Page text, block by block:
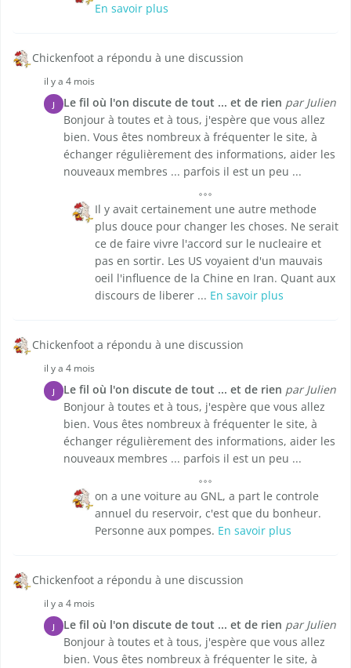
En savoir plus
Chickenfoot a répondu à une discussion
il y a 4 mois
J Le fil où l'on discute de tout ... et de rien par Julien
Bonjour à toutes et à tous, j'espère que vous allez
bien. Vous êtes nombreux à fréquenter le site, à
échanger régulièrement des informations, aider les
nouveaux membres ... parfois il est un peu ...
Il y avait certainement une autre methode
plus douce pour changer les choses. Ne serait
ce de faire vivre l'accord sur le nucleaire et
pas en sortir. Les US voyaient d'un mauvais
oeil l'influence de la Chine en Iran. Quant aux
discours de liberer ... En savoir plus
Chickenfoot a répondu à une discussion
il y a 4 mois
J Le fil où l'on discute de tout ... et de rien par Julien
Bonjour à toutes et à tous, j'espère que vous allez
bien. Vous êtes nombreux à fréquenter le site, à
échanger régulièrement des informations, aider les
nouveaux membres ... parfois il est un peu ...
on a une voiture au GNL, a part le controle
annuel du reservoir, c'est que du bonheur.
Personne aux pompes. En savoir plus
Chickenfoot a répondu à une discussion
il y a 4 mois
J Le fil où l'on discute de tout ... et de rien par Julien
Bonjour à toutes et à tous, j'espère que vous allez
bien. Vous êtes nombreux à fréquenter le site, à